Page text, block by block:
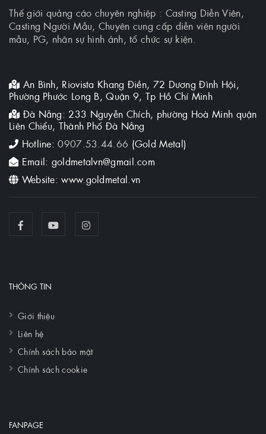
Thế giới quảng cáo chuyên nghiệp : Casting Diễn Viên,
Casting Người Mẫu, Chuyên cung cấp diễn viên người
mẫu, PG, nhân sự hình ảnh, tổ chức sự kiện.
An Bình, Riovista Khang Điền, 72 Dương Đình Hội,
Phường Phước Long B, Quận 9, Tp Hồ Chí Minh
Đà Nẵng: 233 Nguyễn Chích, phường Hoà Minh quận
Liên Chiểu, Thành Phố Đà Nẵng
Hotline:0907.53.44.66 (Gold Metal)
Email: goldmetalvn@gmail.com
Website: www.goldmetal.vn
THÔNG TIN
Giới thiệu
Liên hệ
Chính sách bảo mật
Chính sách cookie
FANPAGE